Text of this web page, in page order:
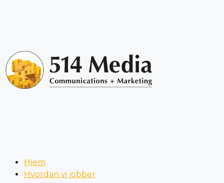
Hjem
Hvordan vi jobber